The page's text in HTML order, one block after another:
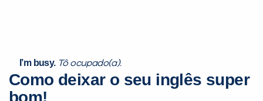
I’m busy. Tô ocupado(a).
Como deixar o seu inglês super
bom!